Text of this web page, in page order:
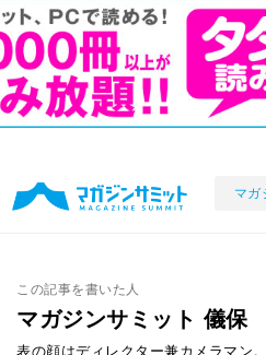
マガ
この記事を書いた人
マガジンサミット 儀保
表の顔はディレクター兼カメラマン